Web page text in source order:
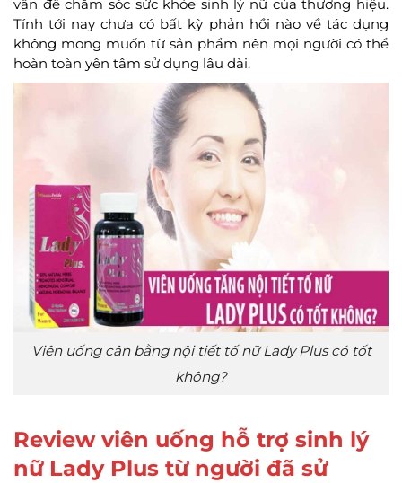
vấn đề chăm sóc sức khỏe sinh lý nữ của thương hiệu.
Tính tới nay chưa có bất kỳ phản hồi nào về tác dụng
không mong muốn từ sản phẩm nên mọi người có thể
hoàn toàn yên tâm sử dụng lâu dài.
Viên uống cân bằng nội tiết tố nữ Lady Plus có tốt
không?
Review viên uống hỗ trợ sinh lý
nữ Lady Plus từ người đã sử